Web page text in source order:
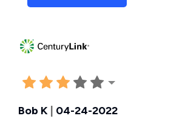
Bob K 04-24-2022